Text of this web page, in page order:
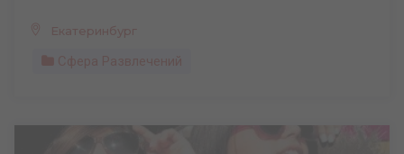
Екатеринбург
Сфера Развлечений